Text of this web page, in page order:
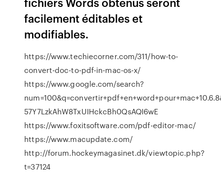
facilement éditables et
modifiables.
https://www.techiecorner.com/311/how-to-
convert-doc-to-pdf-in-mac-os-x/
https://www.google.com/search?
57Y7LzkAhW8TxUIHckcBh0QsAQI6wE
https://www.foxitsoftware.com/pdf-editor-mac/
https://www.macupdate.com/
http://forum.hockeymagasinet.dk/viewtopic.php?
t=37124